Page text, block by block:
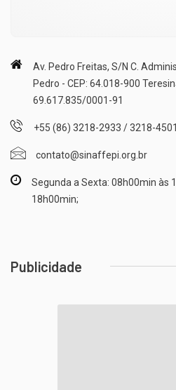
Av. Pedro Freitas, S/N C.
Pedro - CEP: 64.018-900
69.617.835/0001-91
+55 (86) 3218-2933 / 3218-4501
contato@sinaffepi.org.br
Segunda a Sexta: 08h00min às
18h00min;
Publicidade